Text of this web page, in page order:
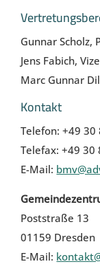
Gunnar Scholz,
Jens Fabich,
Marc Gunnar
Kontakt
Telefon: +49 30
Telefax: +49 30
E-Mail:
Poststraße 13
01159 Dresden
E-Mail: